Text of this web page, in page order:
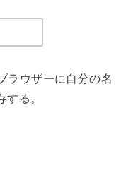
ラウザーに自分の名
る。